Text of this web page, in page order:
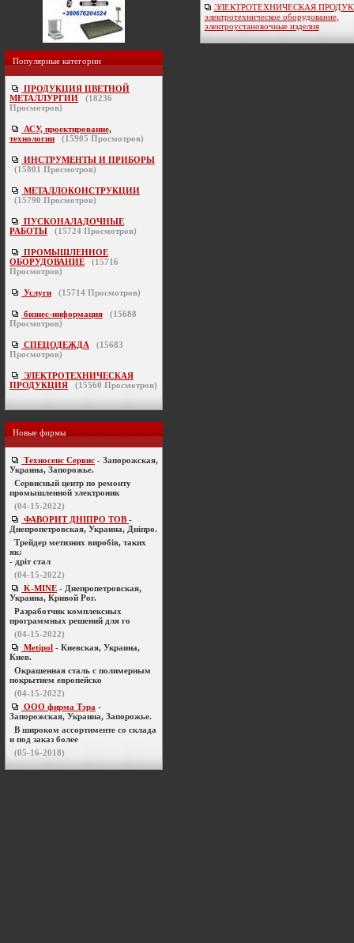
Популярные категории
ПРОДУКЦИЯ ЦВЕТНОЙ
МЕТАЛЛУРГИИ
(18236
Просмотров)
АСУ, проектирование,
технологии
(15905 Просмотров)
ИНСТРУМЕНТЫ И ПРИБОРЫ
(15801 Просмотров)
МЕТАЛЛОКОНСТРУКЦИИ
(15790 Просмотров)
ПУСКОНАЛАДОЧНЫЕ
РАБОТЫ
(15724 Просмотров)
ПРОМЫШЛЕННОЕ
ОБОРУДОВАНИЕ
(15716
Просмотров)
Услуги (15714 Просмотров)
бизнес-информация (15688
Просмотров)
СПЕЦОДЕЖДА (15683
Просмотров)
ЭЛЕКТРОТЕХНИЧЕСКАЯ
ПРОДУКЦИЯ
(15560 Просмотров)
Новые фирмы
Техносенс Сервис - Запорожская,
Украина, Запорожье.
Cервисный центр по ремонту
промышленной электроник
(04-15-2022)
ФАВОРИТ ДНІПРО ТОВ -
Днепропетровская, Украина, Дніпро.
Трейдер метизних виробів, таких
як:
- дріт стал
(04-15-2022)
K-MINE - Днепропетровская,
Украина, Кривой Рог.
Разработчик комплексных
программных решений для го
(04-15-2022)
Metipol - Киевская, Украина,
Киев.
Окрашенная сталь с полимерным
покрытием европейско
(04-15-2022)
ООО фирма Тэра -
Запорожская, Украина, Запорожье.
В широком ассортименте со склада
и под заказ более
(05-16-2018)
ЭЛЕКТРОТЕХНИЧЕСКАЯ
электротехническое оборудование,
электроустановочные изделия